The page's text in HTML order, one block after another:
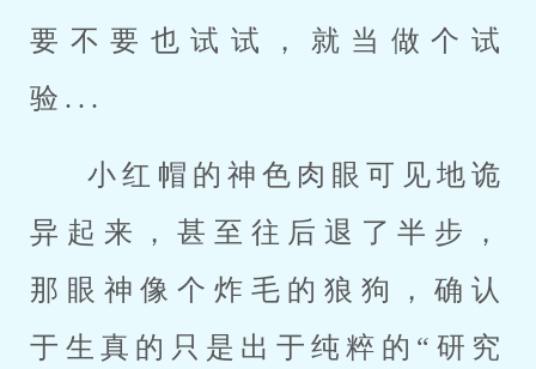
要不要也试试，就当做个试
验...
小红帽的神色肉眼可见地诡
异起来，甚至往后退了半步，
那眼神像个炸毛的狼狗，确认
于生真的只是出于纯粹的“研究